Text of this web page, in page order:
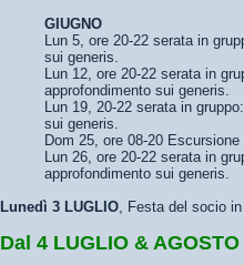
GIUGNO
Lun 5, ore 20-22 serata in
sui generis.
Lun 12, ore 20-22 serata in
approfondimento sui generis.
Lun 19, 20-22 serata in
sui generis.
Dom 25, ore 08-20 Escursione
Lun 26, ore 20-22 serata in
approfondimento sui generis.
Lunedì 3 LUGLIO, Festa del socio
Dal 4 LUGLIO &